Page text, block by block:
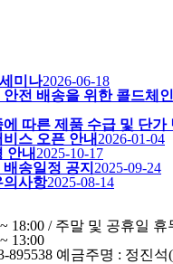
미나2026-06-18
전 배송을 위한 콜드체
따른 제품 수급 및 단가
스 오픈 안내2026-01-04
안내2025-10-17
송일정 공지 2025-09-24
의사항2025-08-14
18:00 / 주말 및 공휴일 휴
13:00
895538 예금주명 : 정진